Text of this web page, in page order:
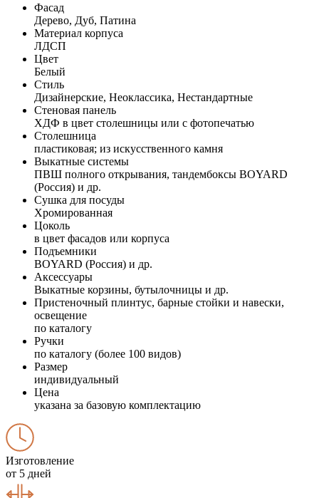
Фасад
Дерево, Дуб, Патина
Материал корпуса
ЛДСП
Цвет
Белый
Стиль
Дизайнерские, Неоклассика, Нестандартные
Стеновая панель
ХДФ в цвет столешницы или с фотопечатью
Столешница
пластиковая; из искусственного камня
Выкатные системы
ПВШ полного открывания, тандембоксы BOYARD
(Россия) и др.
Сушка для посуды
Хромированная
Цоколь
в цвет фасадов или корпуса
Подъемники
BOYARD (Россия) и др.
Аксессуары
Выкатные корзины, бутылочницы и др.
Пристеночный плинтус, барные стойки и навески,
освещение
по каталогу
Ручки
по каталогу (более 100 видов)
Размер
индивидуальный
Цена
указана за базовую комплектацию
Изготовление
от 5 дней